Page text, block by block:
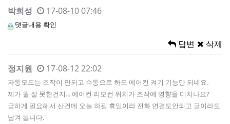
박희성 17-08-10 07:46
댓글내용 확인
답변 삭제
정지원 17-08-12 22:02
자동모드는 조작이 안되고 수동으로 하도 에어컨 켜기 기능만 되네요.
제가 뭘 잘 못한건지... 에어컨 리모컨 위치가 조작에 영향을 미치나요?
급하게 필요해서 산건데 오늘 하필 휴일이라 전화 연결도안되고 글이라도
남겨 봅니다.